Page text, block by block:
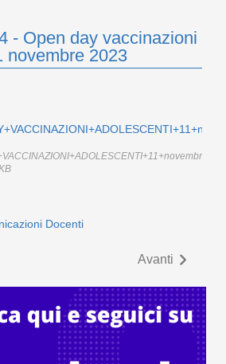
- Open day vaccinazioni
novembre 2023
Docenti
Avanti